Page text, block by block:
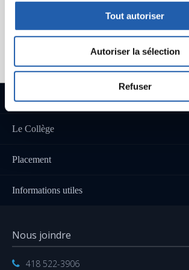
Tout autoriser
Autoriser la sélection
Refuser
Bureau A-21, Direction des études
Programmes
Le Collège
Placement
Informations utiles
Nous joindre
418 522-3906